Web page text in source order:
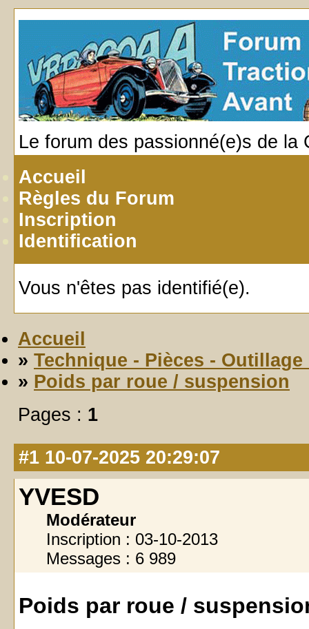
Le forum des passionné(e)s de la
Accueil
Règles du Forum
Inscription
Identification
Vous n'êtes pas identifié(e).
Accueil
» Technique - Pièces -
» Poids par roue / suspension
Pages : 1
#1 10-07-2025 20:29:07
YVESD
Modérateur
Inscription : 03-10-2013
Messages : 6 989
Poids par roue /